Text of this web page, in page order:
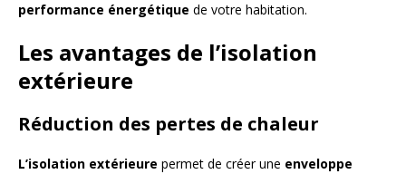
performance énergétique de votre habitation.
Les avantages de l’isolation
extérieure
Réduction des pertes de chaleur
L’isolation extérieure permet de créer une enveloppe